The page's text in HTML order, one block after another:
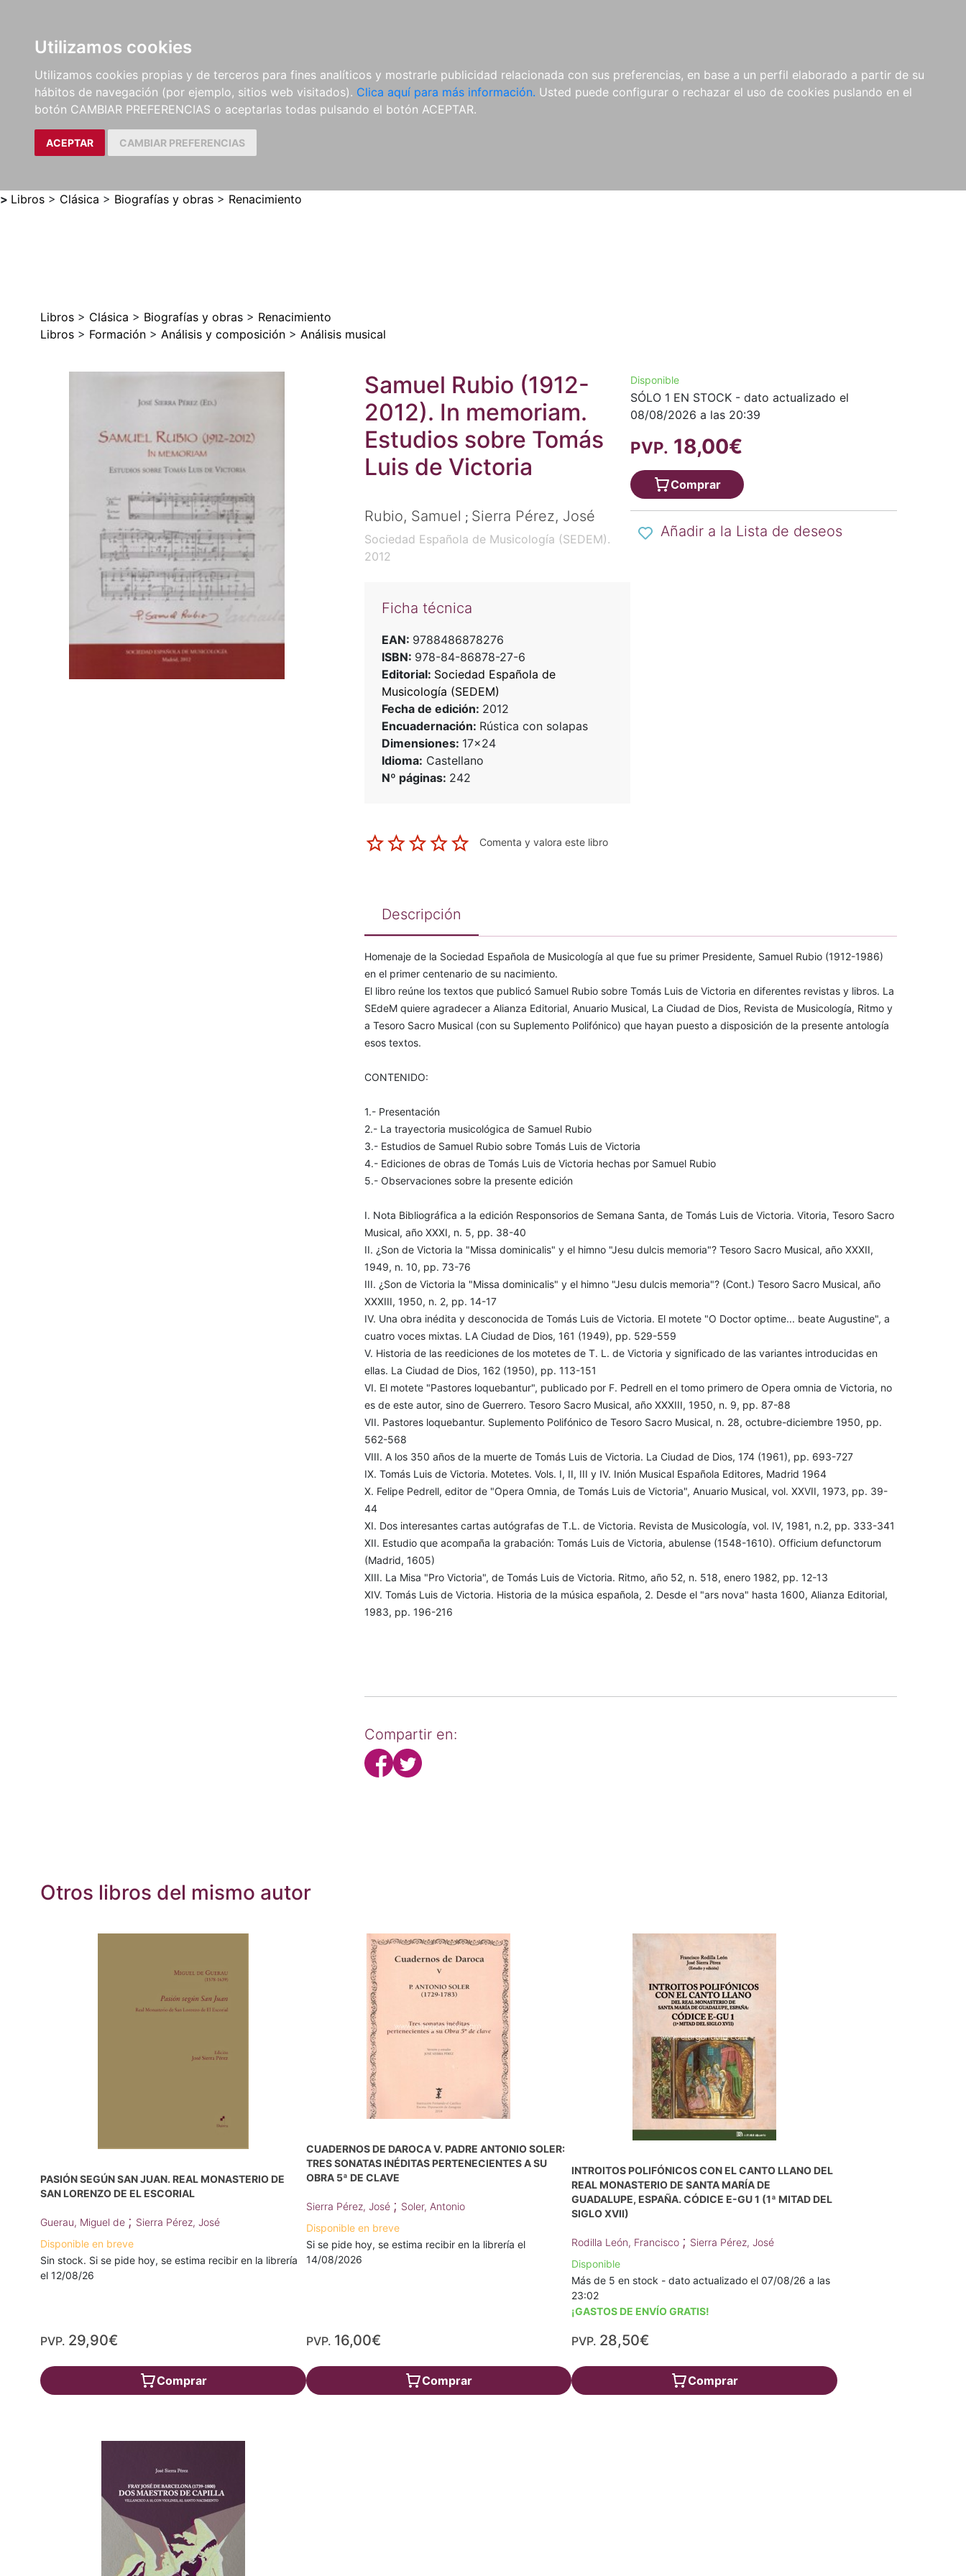
Utilizamos cookies
Utilizamos cookies propias y de terceros para fines analíticos y mostrarle publicidad relacionada con sus preferencias, en base a un perfil elaborado a partir de su
hábitos de navegación (por ejemplo, sitios web visitados). Clica aquí para más información. Usted puede configurar o rechazar el uso de cookies puslando en el
botón CAMBIAR PREFERENCIAS o aceptarlas todas pulsando el botón ACEPTAR.
ACEPTAR CAMBIAR PREFERENCIAS
LIBROS
MÉTODOS Y
EJERCICIOS
PARTITURAS Y EDICIONES
CRÍTICAS
REVISTAS
CDS Y
DVDS
MATERIAL
COMPLEMENTARIO
NOVEDADES NOTICIAS
COMPRAS
INSTITUCIONALES
> Libros > Clásica > Biografías y obras > Renacimiento
Libros > Clásica > Biografías y obras > Renacimiento
Libros > Formación > Análisis y composición > Análisis musical
Samuel Rubio (1912-
2012). In memoriam.
Estudios sobre Tomás
Luis de Victoria
Rubio, Samuel ; Sierra Pérez, José
Sociedad Española de Musicología (SEDEM).
2012
Ficha técnica
EAN: 9788486878276
ISBN: 978-84-86878-27-6
Editorial: Sociedad Española de
Musicología (SEDEM)
Fecha de edición: 2012
Encuadernación: Rústica con solapas
Dimensiones: 17x24
Idioma: Castellano
Nº páginas: 242
Comenta y valora este libro
Disponible
SÓLO 1 EN STOCK - dato actualizado el
08/08/2026 a las 20:39
PVP. 18,00€
Comprar
Añadir a la Lista de deseos
Descripción
Homenaje de la Sociedad Española de Musicología al que fue su primer Presidente, Samuel Rubio (1912-1986)
en el primer centenario de su nacimiento.
El libro reúne los textos que publicó Samuel Rubio sobre Tomás Luis de Victoria en diferentes revistas y libros. La
SEdeM quiere agradecer a Alianza Editorial, Anuario Musical, La Ciudad de Dios, Revista de Musicología, Ritmo y
a Tesoro Sacro Musical (con su Suplemento Polifónico) que hayan puesto a disposición de la presente antología
esos textos.
CONTENIDO:
1.- Presentación
2.- La trayectoria musicológica de Samuel Rubio
3.- Estudios de Samuel Rubio sobre Tomás Luis de Victoria
4.- Ediciones de obras de Tomás Luis de Victoria hechas por Samuel Rubio
5.- Observaciones sobre la presente edición
I. Nota Bibliográfica a la edición Responsorios de Semana Santa, de Tomás Luis de Victoria. Vitoria, Tesoro Sacro
Musical, año XXXI, n. 5, pp. 38-40
II. ¿Son de Victoria la "Missa dominicalis" y el himno "Jesu dulcis memoria"? Tesoro Sacro Musical, año XXXII,
1949, n. 10, pp. 73-76
III. ¿Son de Victoria la "Missa dominicalis" y el himno "Jesu dulcis memoria"? (Cont.) Tesoro Sacro Musical, año
XXXIII, 1950, n. 2, pp. 14-17
IV. Una obra inédita y desconocida de Tomás Luis de Victoria. El motete "O Doctor optime... beate Augustine", a
cuatro voces mixtas. LA Ciudad de Dios, 161 (1949), pp. 529-559
V. Historia de las reediciones de los motetes de T. L. de Victoria y significado de las variantes introducidas en
ellas. La Ciudad de Dios, 162 (1950), pp. 113-151
VI. El motete "Pastores loquebantur", publicado por F. Pedrell en el tomo primero de Opera omnia de Victoria, no
es de este autor, sino de Guerrero. Tesoro Sacro Musical, año XXXIII, 1950, n. 9, pp. 87-88
VII. Pastores loquebantur. Suplemento Polifónico de Tesoro Sacro Musical, n. 28, octubre-diciembre 1950, pp.
562-568
VIII. A los 350 años de la muerte de Tomás Luis de Victoria. La Ciudad de Dios, 174 (1961), pp. 693-727
IX. Tomás Luis de Victoria. Motetes. Vols. I, II, III y IV. Inión Musical Española Editores, Madrid 1964
X. Felipe Pedrell, editor de "Opera Omnia, de Tomás Luis de Victoria", Anuario Musical, vol. XXVII, 1973, pp. 39-
44
XI. Dos interesantes cartas autógrafas de T.L. de Victoria. Revista de Musicología, vol. IV, 1981, n.2, pp. 333-341
XII. Estudio que acompaña la grabación: Tomás Luis de Victoria, abulense (1548-1610). Officium defunctorum
(Madrid, 1605)
XIII. La Misa "Pro Victoria", de Tomás Luis de Victoria. Ritmo, año 52, n. 518, enero 1982, pp. 12-13
XIV. Tomás Luis de Victoria. Historia de la música española, 2. Desde el "ars nova" hasta 1600, Alianza Editorial,
1983, pp. 196-216
Compartir en:
Otros libros del mismo autor
PASIÓN SEGÚN SAN JUAN. REAL MONASTERIO DE
SAN LORENZO DE EL ESCORIAL
Guerau, Miguel de ; Sierra Pérez, José
Disponible en breve
Sin stock. Si se pide hoy, se estima recibir en la librería
el 12/08/26
PVP. 29,90€
Comprar
CUADERNOS DE DAROCA V. PADRE ANTONIO SOLER:
TRES SONATAS INÉDITAS PERTENECIENTES A SU
OBRA 5ª DE CLAVE
Sierra Pérez, José ; Soler, Antonio
Disponible en breve
Si se pide hoy, se estima recibir en la librería el
14/08/2026
PVP. 16,00€
Comprar
INTROITOS POLIFÓNICOS CON EL CANTO LLANO DEL
REAL MONASTERIO DE SANTA MARÍA DE
GUADALUPE, ESPAÑA. CÓDICE E-GU 1 (1ª MITAD DEL
SIGLO XVII)
Rodilla León, Francisco ; Sierra Pérez, José
Disponible
Más de 5 en stock - dato actualizado el 07/08/26 a las
23:02
¡GASTOS DE ENVÍO GRATIS!
PVP. 28,50€
Comprar